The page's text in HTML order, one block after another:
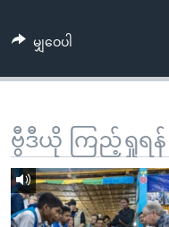
ရန်
မျှဝေပါ
ဗွီဒီယို ကြည့်ရှုရန်